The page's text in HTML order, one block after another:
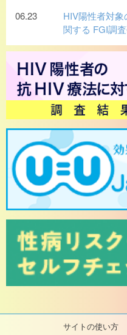
サイトの使い方
06.23
HIV陽性者対
関する FGI調